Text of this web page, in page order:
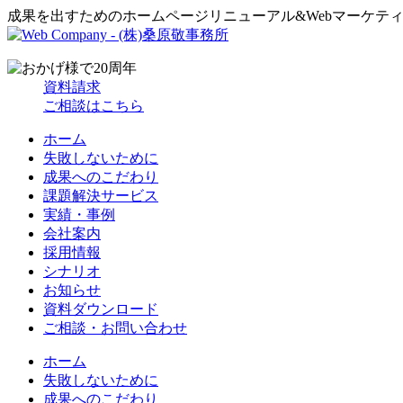
成果を出すためのホームページリニューアル&Webマーケテ
資料請求
ご相談はこちら
ホーム
失敗しないために
成果へのこだわり
課題解決サービス
実績・事例
会社案内
採用情報
シナリオ
お知らせ
資料ダウンロード
ご相談・お問い合わせ
ホーム
失敗しないために
成果へのこだわり